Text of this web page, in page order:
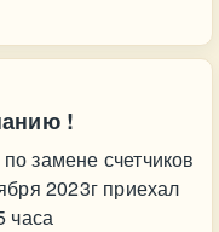
!
замене счетчиков
2023г приехал
часа